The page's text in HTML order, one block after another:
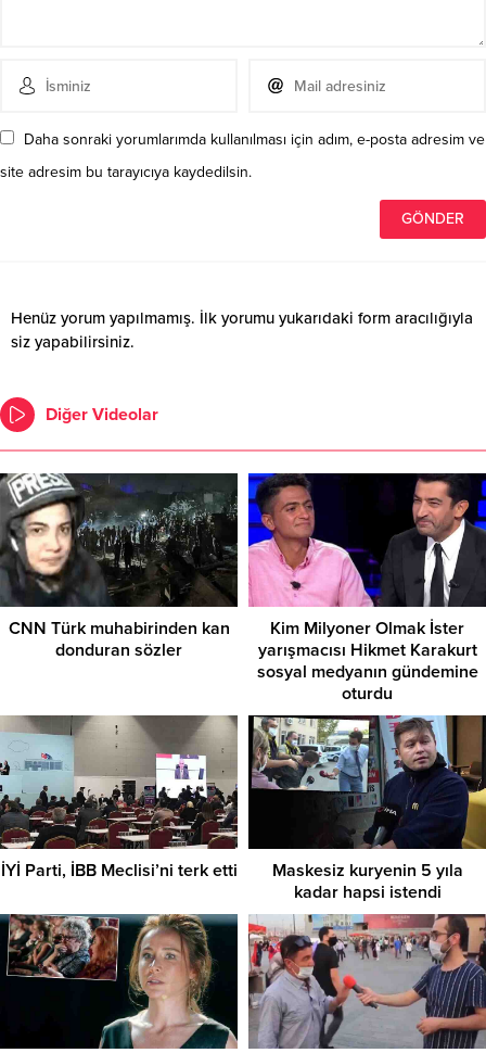
Daha sonraki yorumlarımda kullanılması için adım, e-posta adresim ve
site adresim bu tarayıcıya kaydedilsin.
Henüz yorum yapılmamış. İlk yorumu yukarıdaki form aracılığıyla
siz yapabilirsiniz.
Diğer Videolar
CNN Türk muhabirinden kan
donduran sözler
Kim Milyoner Olmak İster
yarışmacısı Hikmet Karakurt
sosyal medyanın gündemine
oturdu
İYİ Parti, İBB Meclisi’ni terk etti
Maskesiz kuryenin 5 yıla
kadar hapsi istendi